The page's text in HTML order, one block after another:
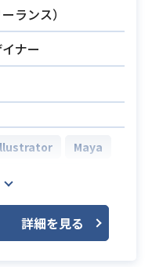
のエフェクト全般
し
整業務
ン
/maya/AE 等
、ゲームエンジン使
経験
ランス）
ナー
Maya
新規ソーシャルゲ
ていただきます。
詳細を見る